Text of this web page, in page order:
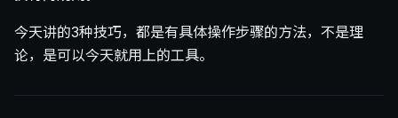
今天讲的3种技巧，都是有具体操作步骤的方法，不是理
论，是可以今天就用上的工具。